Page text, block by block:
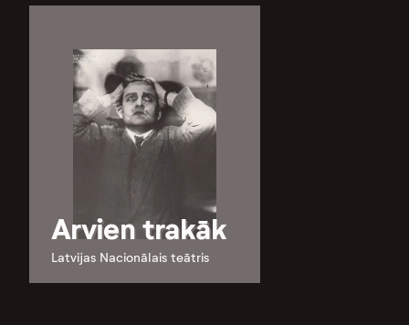
Arvien trakāk
Latvijas Nacionālais teātris